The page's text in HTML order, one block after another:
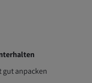
gut anpacken